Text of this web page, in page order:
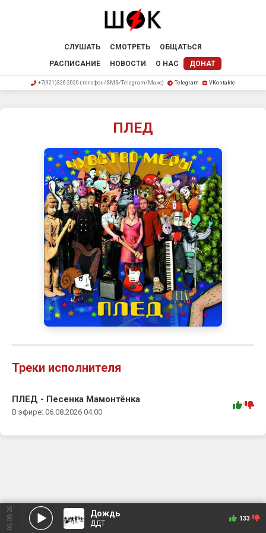
СЛУШАТЬ СМОТРЕТЬ
ОБЩАТЬСЯ
РАСПИСАНИЕ
НОВОСТИ О НАС ДОНАТ
+7(921)326-2020 (телефон/SMS/Telegram/Макс) Telegram VKontakte
ПЛЕД
Треки исполнителя
ПЛЕД - Песенка Мамонтёнка
В эфире: 06.08.2026 04:00
:
06.08.26 Дождь
ДДТ
133